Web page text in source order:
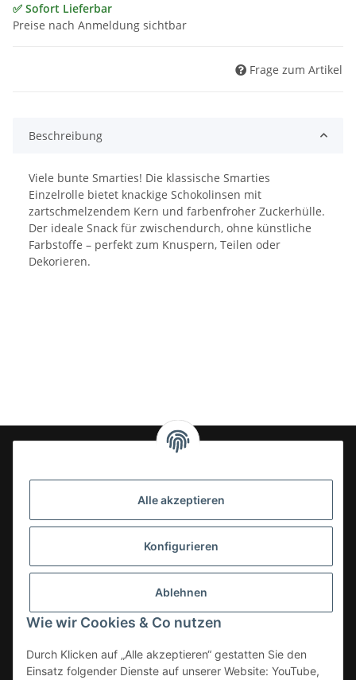
Alle akzeptieren
Konfigurieren
Ablehnen
Wie wir Cookies & Co nutzen
Durch Klicken auf „Alle akzeptieren“ gestatten Sie den
Einsatz folgender Dienste auf unserer Website: YouTube,
✅ Sofort Lieferbar
Preise nach Anmeldung sichtbar
Frage zum Artikel
Beschreibung
Viele bunte Smarties! Die klassische Smarties
Einzelrolle bietet knackige Schokolinsen mit
zartschmelzendem Kern und farbenfroher Zuckerhülle.
Der ideale Snack für zwischendurch, ohne künstliche
Farbstoffe – perfekt zum Knuspern, Teilen oder
Dekorieren.
24-7en Kioskbedarf GmbH
- Sezer Kahveci & Cengiz Inci
33142 Büren, Deutschland
Kategorien
Informationen